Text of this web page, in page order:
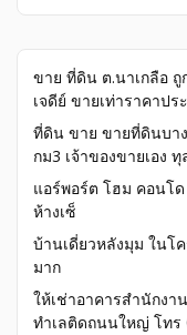
ขาย ที่ดิน ต.นาเกลือ
เจดีย์ ขายเท่าราคาปร
ที่ดิน ขาย ขายที่ดินบา
กม3 เจ้าของขายเอง
แอร์พอร์ต โฮม คอนโ
ห้างเซ็
บ้านเดี่ยวหลังมุม ในโ
มาก
ให้เช่าอาคารสำนักงา
ทำเลติดถนนใหญ่ โทร